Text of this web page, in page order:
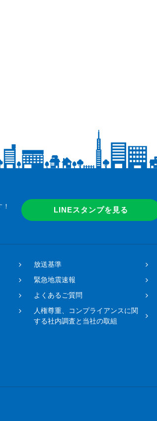
LINEスタンプを見る
放送基準
緊急地震速報
よくあるご質問
人権尊重、コンプライアンスに関
する社内調査と当社の取組